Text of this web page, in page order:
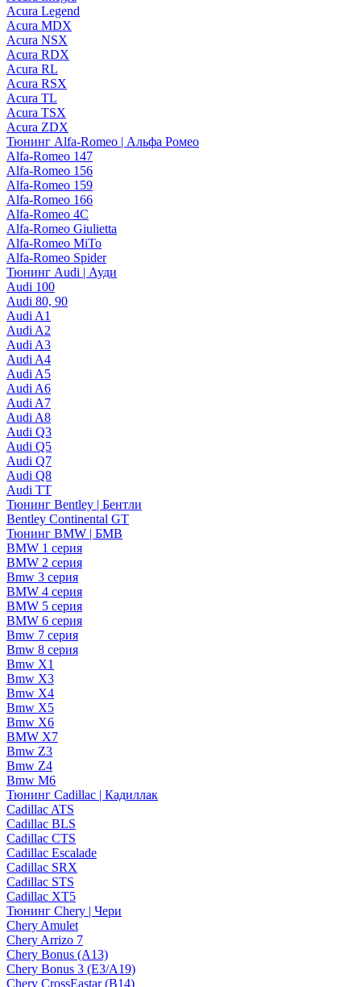
Acura Legend
Acura MDX
Acura NSX
Acura RDX
Acura RL
Acura RSX
Acura TL
Acura TSX
Acura ZDX
Тюнинг Alfa-Romeo | Альфа Ромео
Alfa-Romeo 147
Alfa-Romeo 156
Alfa-Romeo 159
Alfa-Romeo 166
Alfa-Romeo 4C
Alfa-Romeo Giulietta
Alfa-Romeo MiTo
Alfa-Romeo Spider
Тюнинг Audi | Ауди
Audi 100
Audi 80, 90
Audi A1
Audi A2
Audi A3
Audi A4
Audi A5
Audi A6
Audi A7
Audi A8
Audi Q3
Audi Q5
Audi Q7
Audi Q8
Audi TT
Тюнинг Bentley | Бентли
Bentley Continental GT
Тюнинг BMW | БМВ
BMW 1 серия
BMW 2 серия
Bmw 3 серия
BMW 4 серия
BMW 5 серия
BMW 6 серия
Bmw 7 серия
Bmw 8 серия
Bmw X1
Bmw X3
Bmw X4
Bmw X5
Bmw X6
BMW X7
Bmw Z3
Bmw Z4
Bmw М6
Тюнинг Cadillac | Кадиллак
Cadillac ATS
Cadillac BLS
Cadillac CTS
Cadillac Escalade
Cadillac SRX
Cadillac STS
Cadillac XT5
Тюнинг Chery | Чери
Chery Amulet
Chery Arrizo 7
Chery Bonus (A13)
Chery Bonus 3 (E3/A19)
Chery CrossEastar (B14)